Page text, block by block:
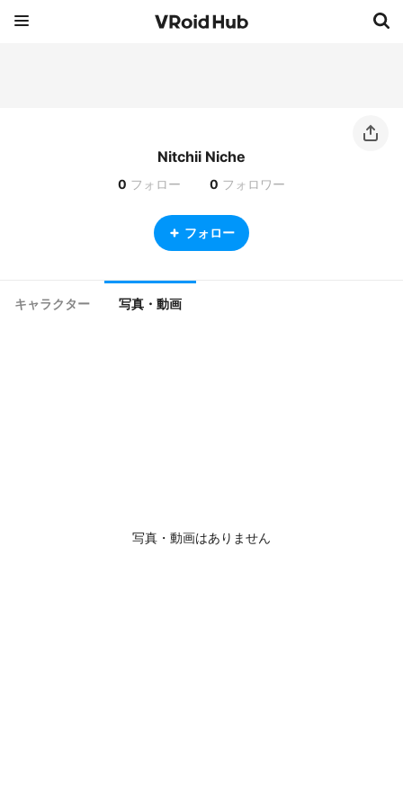
Nitchii Niche
0 フォロー 0 フォロワー
フォロー
キャラクター 写真・動画
写真・動画はありません